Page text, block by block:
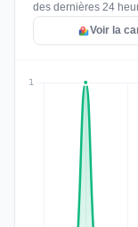
des dernières 24
Voir la